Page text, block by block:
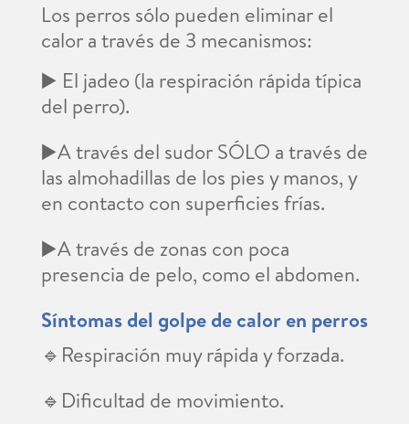
Los perros sólo pueden eliminar el
calor a través de 3 mecanismos:
▶️ El jadeo (la respiración rápida típica
del perro).
▶️A través del sudor SÓLO a través de
las almohadillas de los pies y manos, y
en contacto con superficies frías.
▶️A través de zonas con poca
presencia de pelo, como el abdomen.
Síntomas del golpe de calor en perros
🔹Respiración muy rápida y forzada.
🔹Dificultad de movimiento.